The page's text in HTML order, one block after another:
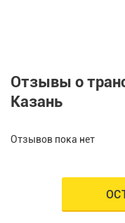
Отзывы о
Казань
Отзывов пока нет